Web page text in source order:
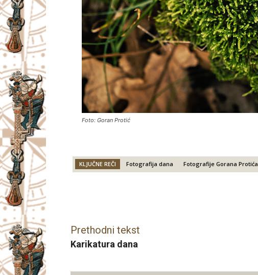
Foto: Goran Protić
KLJUČNE REČI Fotografija dana Fotografije Gorana Protića
Prethodni tekst
Karikatura dana